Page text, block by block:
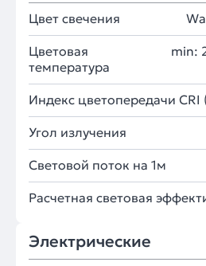
Цвет свечения
Цветовая
температура
min:
Индекс цветопередачи CRI
Угол излучения
Световой поток на 1м
Расчетная световая
Электрические